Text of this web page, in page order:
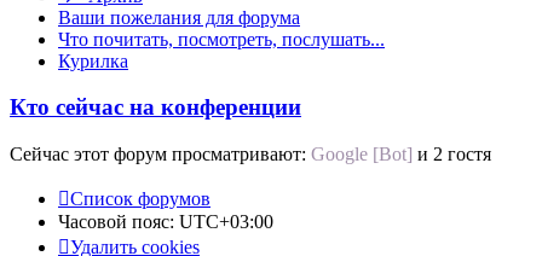
Ваши пожелания для форума
Что почитать, посмотреть, послушать...
Курилка
Кто сейчас на конференции
Сейчас этот форум просматривают: Google [Bot] и 2 гостя
Список форумов
Часовой пояс: UTC+03:00
Удалить cookies